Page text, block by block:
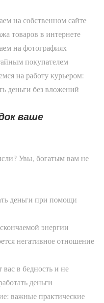
на собственном сайте
товаров в интернете
на фотографиях
покупателем
на работу курьером:
деньги без вложений
ваше
Увы, богатым вам не
деньги при помощи
энергии
негативное отношение
в бедность и не
деньги
важные практические